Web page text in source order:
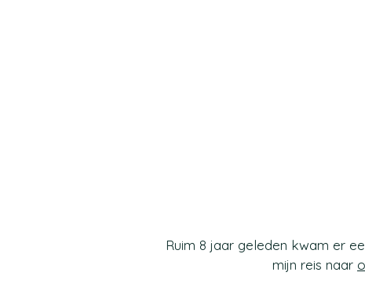
Ruim 8 jaar geleden kwam er
mijn reis naar